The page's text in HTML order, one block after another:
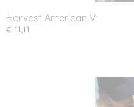
Harvest American V
€ 11,11